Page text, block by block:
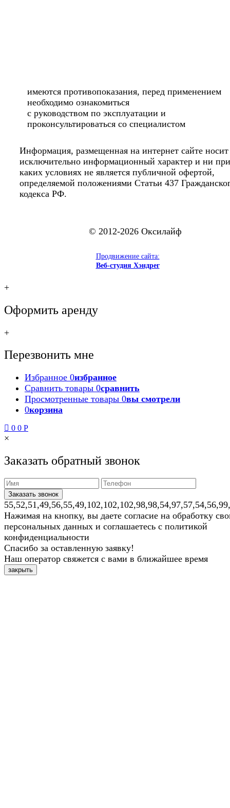
имеются противопоказания, перед применением
необходимо ознакомиться
с руководством по эксплуатации и
проконсультироваться со специалистом
Информация, размещенная на интернет сайте носит
исключительно информационный характер и ни при
каких условиях не является публичной офертой,
определяемой положениями Статьи 437
кодекса РФ.
© 2012-2026 Оксилайф
Продвижение сайта:
Веб-студия Хэндрег
+
Оформить аренду
+
Перезвонить мне
Избранное 0избранное
Сравнить товары 0сравнить
Просмотренные товары 0вы смотрели
0корзина
0 0 Р
×
Заказать обратный звонок
Нажимая на кнопку, вы даете согласие на обработку
персональных данных и соглашаетесь с политикой
конфиденциальности
Спасибо за оставленную заявку!
Наш оператор свяжется с вами в ближайшее время
закрыть